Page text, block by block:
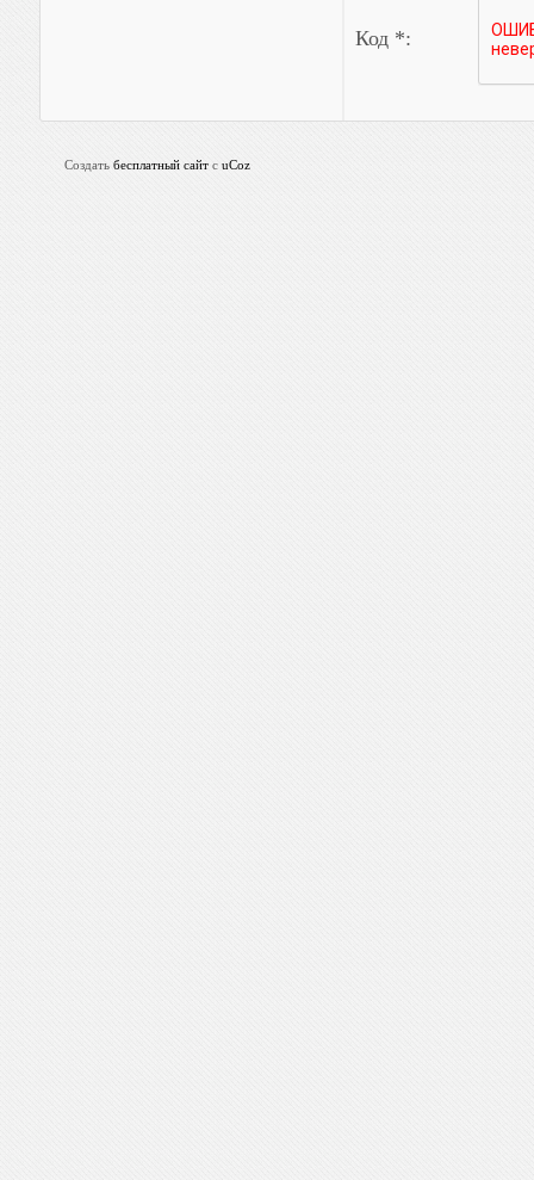
Код *:
Создать бесплатный сайт с uCoz